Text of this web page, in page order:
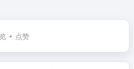
点赞